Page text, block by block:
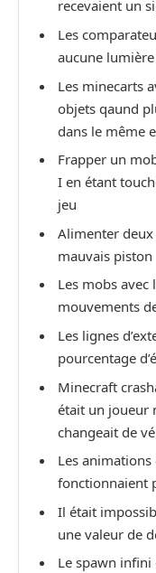
recevaient un
Les
aucune lumière
Les minecarts
objets qaund
dans le même
Frapper un
I en étant
jeu
Alimenter deux
mauvais piston
Les mobs avec
mouvements
Les lignes
pourcentage
Minecraft
était un joueur
changeait de
Les
fonctionnaient
Il était
une valeur de
Le spawn infini